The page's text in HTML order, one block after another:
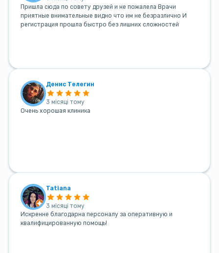
Пришла сюда по совету друзей и не пожалела Врачи
приятные внимательные видно что им не безразлично И
регистрация прошла быстро без лишних сложностей
Денис Телегин
3 місяці тому
Очень хорошая клиника
Tatiana
3 місяці тому
Искренне благодарна персоналу за оперативную и
квалифицированную помощь!